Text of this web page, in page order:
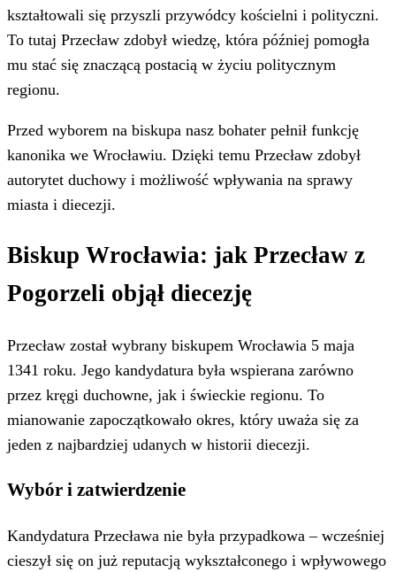
kształtowali się przyszli przywódcy kościelni i polityczni.
To tutaj Przecław zdobył wiedzę, która później pomogła
mu stać się znaczącą postacią w życiu politycznym
regionu.
Przed wyborem na biskupa nasz bohater pełnił funkcję
kanonika we Wrocławiu. Dzięki temu Przecław zdobył
autorytet duchowy i możliwość wpływania na sprawy
miasta i diecezji.
Biskup Wrocławia: jak Przecław z
Pogorzeli objął diecezję
Przecław został wybrany biskupem Wrocławia 5 maja
1341 roku. Jego kandydatura była wspierana zarówno
przez kręgi duchowne, jak i świeckie regionu. To
mianowanie zapoczątkowało okres, który uważa się za
jeden z najbardziej udanych w historii diecezji.
Wybór i zatwierdzenie
Kandydatura Przecława nie była przypadkowa – wcześniej
cieszył się on już reputacją wykształconego i wpływowego